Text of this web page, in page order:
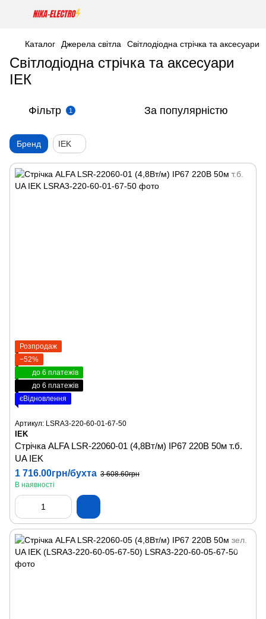
Каталог Джерела світла Світлодіодна стрічка та аксесуари
Світлодіодна стрічка та аксесуари
ІЕК
Фільтр 1 За популярністю
Бренд IEK
Розпродаж
−52%
до 6 платежів
до 6 платежів
єВідновлення
Артикул: LSRA3-220-60-01-67-50
IEK
Стрічка ALFA LSR-22060-01 (4,8Вт/м) IP67 220В 50м т.б.
UA IEK
1 716.00грн/бухта 3 608.60грн
В наявності